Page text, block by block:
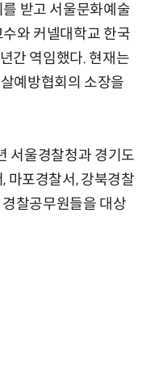
받고 서울문화예술
와 커넬대학교 한국
간 역임했다. 현재는
예방협회의 소장을
서울경찰청과 경기도
마포경찰서, 강북경찰
찰공무원들을 대상